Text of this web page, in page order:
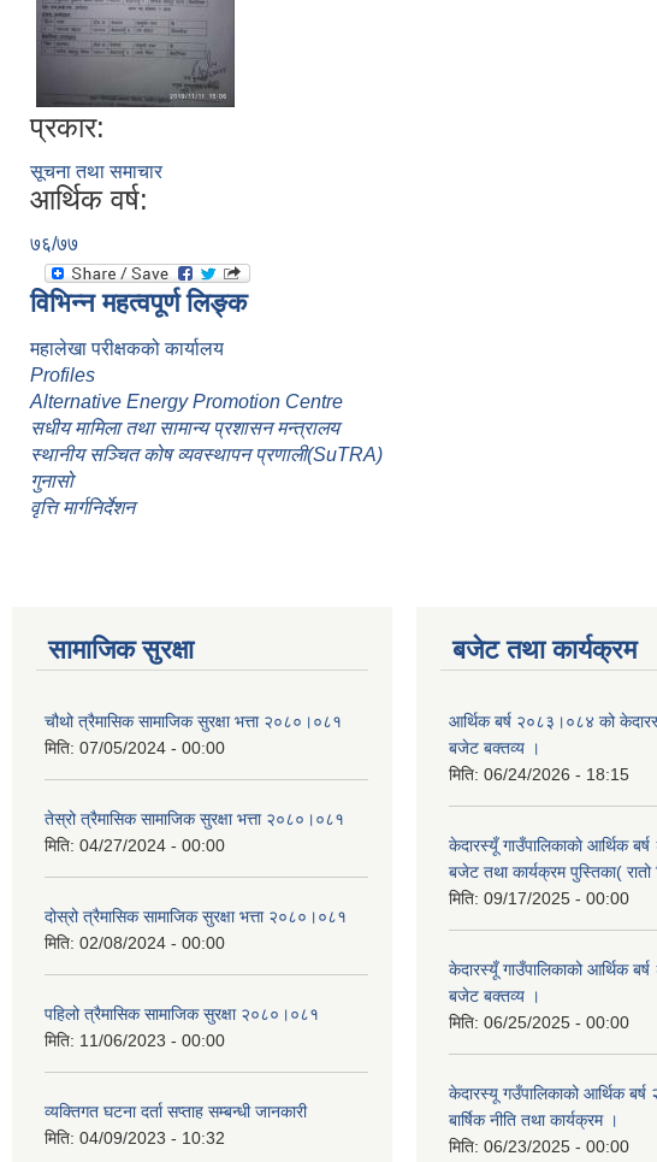
प्रकार:
सूचना तथा समाचार
आर्थिक वर्ष:
७६/७७
विभिन्न महत्वपूर्ण लिङ्क
महालेखा परीक्षकको कार्यालय
Profiles
Alternative Energy Promotion Centre
सधीय मामिला तथा सामान्य प्रशासन मन्त्रालय
स्थानीय सञ्चित कोष व्यवस्थापन प्रणाली(SuTRA)
गुनासो
वृत्ति मार्गनिर्देशन
सामाजिक सुरक्षा
चौथो त्रैमासिक सामाजिक सुरक्षा भत्ता २०८०।०८१
मिति: 07/05/2024 - 00:00
तेस्रो त्रैमासिक सामाजिक सुरक्षा भत्ता २०८०।०८१
मिति: 04/27/2024 - 00:00
दोस्रो त्रैमासिक सामाजिक सुरक्षा भत्ता २०८०।०८१
मिति: 02/08/2024 - 00:00
पहिलो त्रैमासिक सामाजिक सुरक्षा २०८०।०८१
मिति: 11/06/2023 - 00:00
व्यक्तिगत घटना दर्ता सप्ताह सम्बन्धी जानकारी
मिति: 04/09/2023 - 10:32
बजेट तथा कार्यक्रम
आर्थिक बर्ष २०८३।०८४ को
बजेट बक्तव्य ।
मिति: 06/24/2026 - 18:15
केदारस्यूँ गाउँपालिकाकाे आर्थिक
बजेट तथा कार्यक्रम पुस्तिका( रातो
मिति: 09/17/2025 - 00:00
केदारस्यूँ गाउँपालिकाको आर्थिक
बजेट बक्तव्य ।
मिति: 06/25/2025 - 00:00
केदारस्यू गउँपालिकाको आर्थिक
बार्षिक नीति तथा कार्यक्रम ।
मिति: 06/23/2025 - 00:00